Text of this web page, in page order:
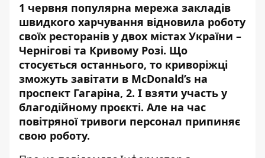
1 червня популярна мережа закладів
швидкого харчування відновила роботу
своїх ресторанів у двох містах України –
Чернігові та Кривому Розі. Що
стосується останнього, то криворіжці
зможуть завітати в McDonald’s на
проспект Гагаріна, 2. І взяти участь у
благодійному проєкті. Але на час
повітряної тривоги персонал припиняє
свою роботу.